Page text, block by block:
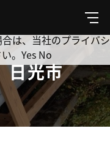
メ
ニ
ュ
光市
跡してもよろしいです
めて重視しています。
は、当社のプライバシ
。 Yes No